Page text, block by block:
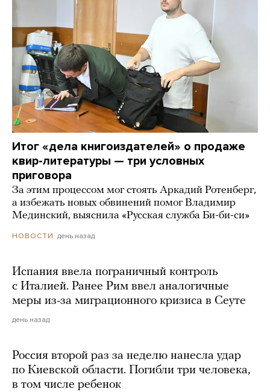
Итог «дела книгоиздателей» о продаже
квир-литературы — три условных
приговора
За этим процессом мог стоять Аркадий Ротенберг,
а избежать новых обвинений помог Владимир
Мединский, выяснила «Русская служба Би-би-си»
НОВОСТИ день назад
Испания ввела пограничный контроль
с Италией. Ранее Рим ввел аналогичные
меры из-за миграционного кризиса в Сеуте
день назад
Россия второй раз за неделю нанесла удар
по Киевской области. Погибли три человека,
в том числе ребенок